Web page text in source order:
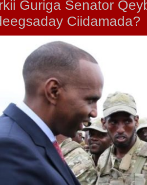
Guriga Senator
Ciidamada?